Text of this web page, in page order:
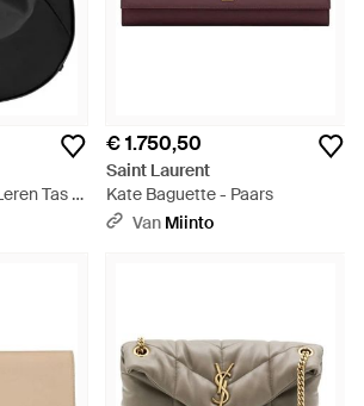
Tas -
€ 1.750,50
Saint Laurent
Kate Baguette - Paars
Van Miinto